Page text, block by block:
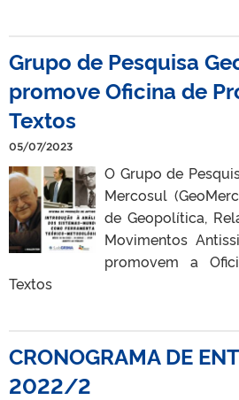
Grupo de Pesquisa
promove Oficina de
Textos
05/07/2023
O Grupo de
Mercosul
de Geopolítica,
Movimentos
promovem a
Textos
CRONOGRAMA DE
2022/2